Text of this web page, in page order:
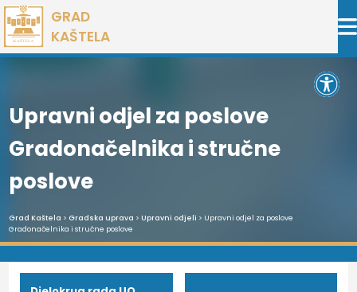
Preskoči
na
sadržaj
GRAD
KAŠTELA
Upravni odjel za poslove
Gradonačelnika i stručne
poslove
Grad Kaštela > Gradska uprava > Upravni odjeli > Upravni odjel za poslove
Gradonačelnika i stručne poslove